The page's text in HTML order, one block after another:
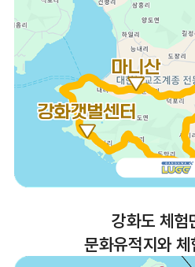
강화도 체험
문화유적지와